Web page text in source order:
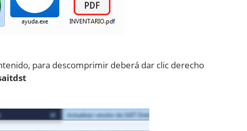
para descomprimir deberá dar clic derecho